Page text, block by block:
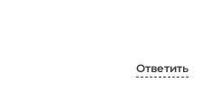
Ответить